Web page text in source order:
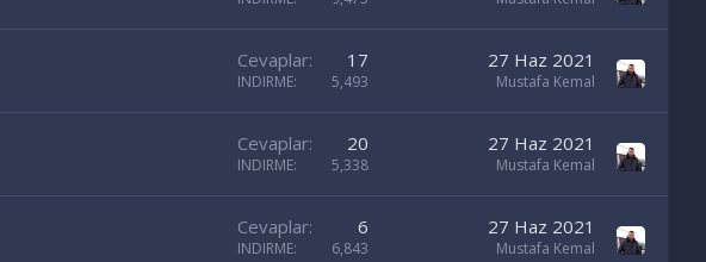
Cevaplar 17
INDIRME 5,493
27 Haz 2021
Mustafa Kemal
Cevaplar 20
INDIRME 5,338
27 Haz 2021
Mustafa Kemal
Cevaplar 6
INDIRME 6,843
27 Haz 2021
Mustafa Kemal